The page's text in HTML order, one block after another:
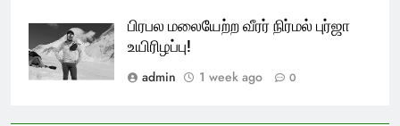
பிரபல மலையேற்ற வீரர் நிர்மல் புர்ஜா
உயிரிழப்பு!
admin
1 week ago 0